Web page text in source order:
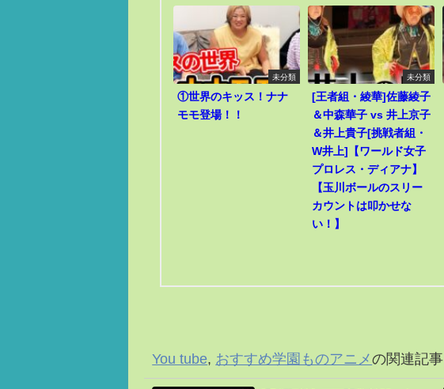
未分類
①世界のキッス！ナナ
モモ登場！！
未分類
[王者組・綾華]佐藤綾子
＆中森華子 vs 井上京子
＆井上貴子[挑戦者組・
W井上]【ワールド女子
プロレス・ディアナ】
【玉川ボールのスリー
カウントは叩かせな
い！】
You tube, おすすめ学園ものアニメの関連記事